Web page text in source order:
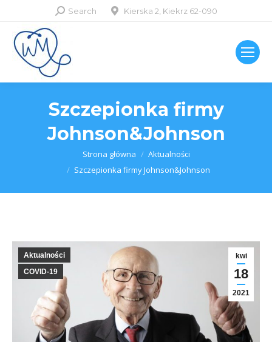
Szukaj:Search Kierska 2, Kiekrz 62-090
Szczepionka firmy
Johnson&Johnson
Strona główna
Aktualności
Szczepionka firmy Johnson&Johnson
kwi
18
2021
Aktualności
COVID-19